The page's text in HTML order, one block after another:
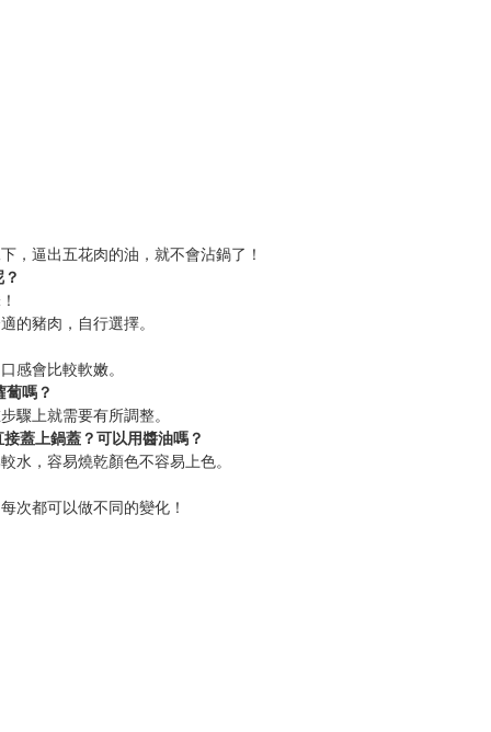
，逼出五花肉的油，就不會沾鍋了！
的豬肉，自行選擇。
感會比較軟嫩。
嗎？
驟上就需要有所調整。
蓋上鍋蓋？可以用醬油嗎？
水，容易燒乾顏色不容易上色。
次都可以做不同的變化！